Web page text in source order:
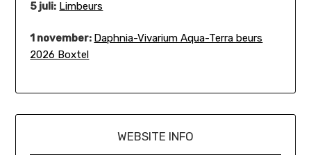
5 juli: Limbeurs
1 november: Daphnia-Vivarium Aqua-Terra beurs
2026 Boxtel
WEBSITE INFO